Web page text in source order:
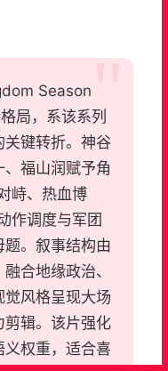
Season
局，系该系列
关键转折。神谷
福山润赋予角
峙、热血博
作调度与军团
。叙事结构由
合地缘政治、
风格呈现大场
剪辑。该片强化
义权重，适合喜